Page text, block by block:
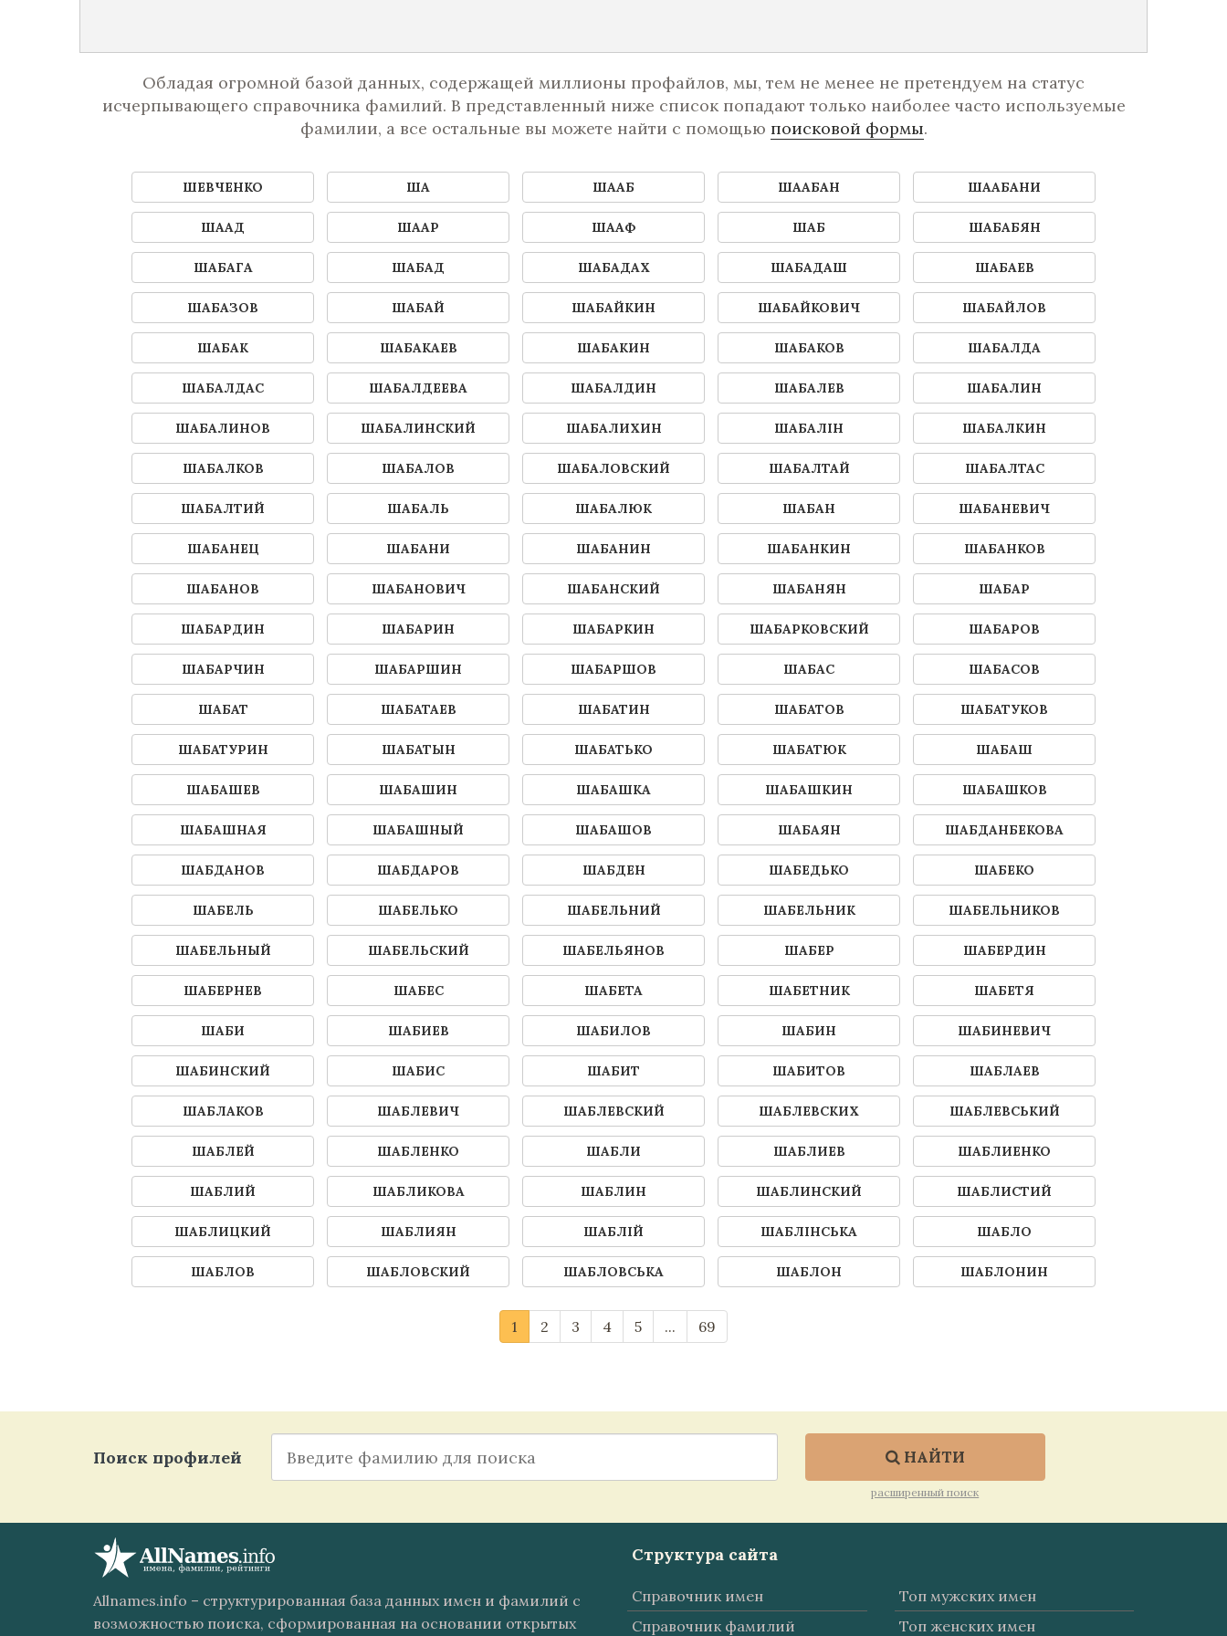
Обладая огромной базой данных, содержащей миллионы профайлов, мы, тем не менее не претендуем на статус
исчерпывающего справочника фамилий. В представленный ниже список попадают только наиболее часто используемые
фамилии, а все остальные вы можете найти с помощью поисковой формы.
ШEВЧEНКО ША ШААБ ШААБАН ШААБАНИ
ШААД ШААР ШААФ ШАБ ШАБАБЯН
ШАБАГА ШАБАД ШАБАДАХ ШАБАДАШ ШАБАЕВ
ШАБАЗОВ ШАБАЙ ШАБАЙКИН ШАБАЙКОВИЧ ШАБАЙЛОВ
ШАБАК ШАБАКАЕВ ШАБАКИН ШАБАКОВ ШАБАЛДА
ШАБАЛДАС ШАБАЛДЕЕВА ШАБАЛДИН ШАБАЛЕВ ШАБАЛИН
ШАБАЛИНОВ ШАБАЛИНСКИЙ ШАБАЛИХИН ШАБАЛІН ШАБАЛКИН
ШАБАЛКОВ ШАБАЛОВ ШАБАЛОВСКИЙ ШАБАЛТАЙ ШАБАЛТАС
ШАБАЛТИЙ ШАБАЛЬ ШАБАЛЮК ШАБАН ШАБАНЕВИЧ
ШАБАНЕЦ ШАБАНИ ШАБАНИН ШАБАНКИН ШАБАНКОВ
ШАБАНОВ ШАБАНОВИЧ ШАБАНСКИЙ ШАБАНЯН ШАБАР
ШАБАРДИН ШАБАРИН ШАБАРКИН ШАБАРКОВСКИЙ ШАБАРОВ
ШАБАРЧИН ШАБАРШИН ШАБАРШОВ ШАБАС ШАБАСОВ
ШАБАТ ШАБАТАЕВ ШАБАТИН ШАБАТОВ ШАБАТУКОВ
ШАБАТУРИН ШАБАТЫН ШАБАТЬКО ШАБАТЮК ШАБАШ
ШАБАШЕВ ШАБАШИН ШАБАШКА ШАБАШКИН ШАБАШКОВ
ШАБАШНАЯ ШАБАШНЫЙ ШАБАШОВ ШАБАЯН ШАБДАНБЕКОВА
ШАБДАНОВ ШАБДАРОВ ШАБДЕН ШАБЕДЬКО ШАБЕКО
ШАБЕЛЬ ШАБЕЛЬКО ШАБЕЛЬНИЙ ШАБЕЛЬНИК ШАБЕЛЬНИКОВ
ШАБЕЛЬНЫЙ ШАБЕЛЬСКИЙ ШАБЕЛЬЯНОВ ШАБЕР ШАБЕРДИН
ШАБЕРНЕВ ШАБЕС ШАБЕТА ШАБЕТНИК ШАБЕТЯ
ШАБИ ШАБИЕВ ШАБИЛОВ ШАБИН ШАБИНЕВИЧ
ШАБИНСКИЙ ШАБИС ШАБИТ ШАБИТОВ ШАБЛАЕВ
ШАБЛАКОВ ШАБЛЕВИЧ ШАБЛЕВСКИЙ ШАБЛЕВСКИХ ШАБЛЕВСЬКИЙ
ШАБЛЕЙ ШАБЛЕНКО ШАБЛИ ШАБЛИЕВ ШАБЛИЕНКО
ШАБЛИЙ ШАБЛИКОВА ШАБЛИН ШАБЛИНСКИЙ ШАБЛИСТИЙ
ШАБЛИЦКИЙ ШАБЛИЯН ШАБЛІЙ ШАБЛІНСЬКА ШАБЛО
ШАБЛОВ ШАБЛОВСКИЙ ШАБЛОВСЬКА ШАБЛОН ШАБЛОНИН
1 2 3 4 5 ... 69
Поиск профилей НАЙТИ
расширенный поиск
Allnames.info – структурированная база данных имен и фамилий с
возможностью поиска, сформированная на основании открытых
Структура сайта
Справочник имен
Справочник фамилий
Топ мужских имен
Топ женских имен